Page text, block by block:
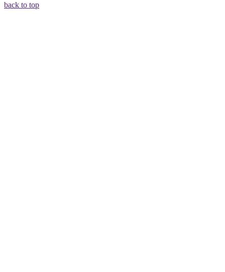
back to top